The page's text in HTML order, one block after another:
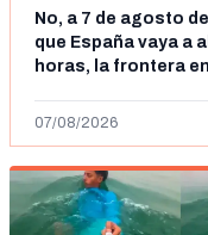
No, a 7 de agosto
que España vaya a
horas, la frontera
07/08/2026